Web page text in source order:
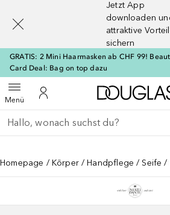
Jetzt App
downloaden
attraktive
sichern
GRATIS: 2 Mini Haarmasken ab CHF 99!
Card Deal: Bag on top dazu
MenüMenü öffnenZu Meinem Kundenkonto
Gehe zurück
Suche ausführen
Homepage Körper Handpflege Seife
[navigation.slideout.screenreader]